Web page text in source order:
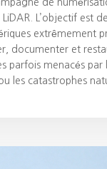
L’objectif est
extrêmement
documenter et
parfois menacés par
les catastrophes